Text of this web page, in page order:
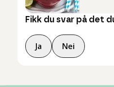
Fikk du svar på det
Ja Nei